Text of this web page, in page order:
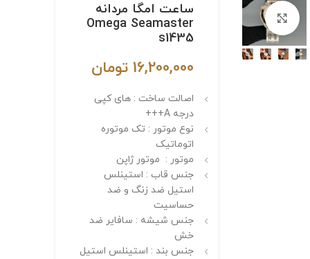
برای بزرگنمایی کلیک کنیدساعت امگا مردانه
Omega Seamaster
s1435
16,200,000 تومان
اصالت ساخت : های کپی
درجه A+++
نوع موتور : تک موتوره
اتوماتیک
موتور : موتور ژاپن
جنس قاب : استینلس
استیل ضد زنگ و ضد
حساسیت
جنس شیشه : سافایر ضد
خش
جنس بند : استینلس استیل